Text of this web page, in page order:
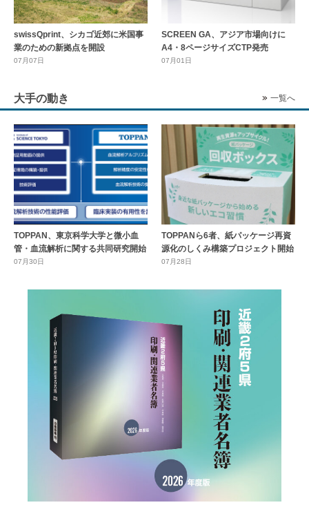
swissQprint、シカゴ近郊に⽶国事
業のための新拠点を開設
07月07日
SCREEN GA、アジア市場向けに
A4・8ページサイズCTP発売
07月01日
大手の動き 一覧へ
TOPPAN、東京科学大学と微小血
管・血流解析に関する共同研究開始
07月30日
TOPPANら6者、紙パッケージ再資
源化のしくみ構築プロジェクト開始
07月28日